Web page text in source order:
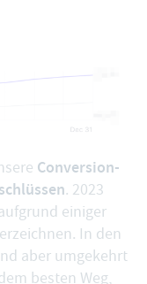
Conversion-
. 2023
einiger
In den
aber umgekehrt
besten Weg,